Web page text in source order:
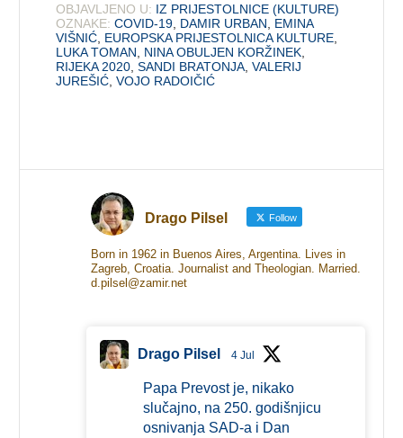
OBJAVLJENO U: IZ PRIJESTOLNICE (KULTURE)
OZNAKE: COVID-19 DAMIR URBAN
EMINA
VIŠNIĆ EUROPSKA PRIJESTOLNICA KULTURE
LUKA TOMAN
NINA OBULJEN KORŽINEK
RIJEKA 2020 ,SANDI BRATONJA ,VALERIJ
JUREŠIĆ ,VOJO RADOIČIĆ
Drago Pilsel Follow
Born in 1962 in Buenos Aires, Argentina. Lives in
Zagreb, Croatia. Journalist and Theologian. Married.
d.pilsel@zamir.net
Drago Pilsel 4 Jul
Papa Prevost je, nikako
slučajno, na 250. godišnjicu
osnivanja SAD-a i Dan